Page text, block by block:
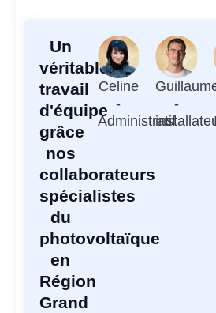
Un
véritable
travail
d'équipe
grâce
nos
collaborateurs
spécialistes
du
photovoltaïque
en
Région
Grand
Celine
-
Administratif
-